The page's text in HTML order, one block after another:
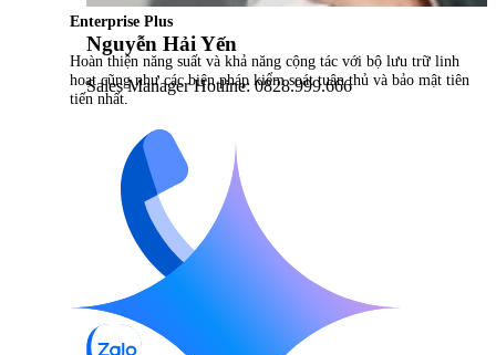
Nguyễn Hải Yến
Sales Manager Hotline: 0828.999.666
Enterprise Plus
Hoàn thiện năng suất và khả năng cộng tác với bộ lưu trữ linh
hoạt cũng như các biện pháp kiểm soát tuân thủ và bảo mật tiên
tiến nhất.